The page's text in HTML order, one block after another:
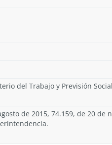
del Trabajo y Previsión
de 2015, 74.159, de 20 de